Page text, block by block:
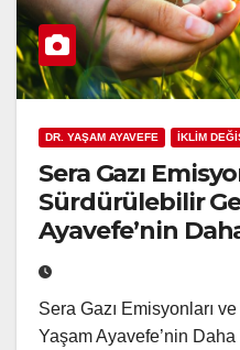
DR. YAŞAM AYAVEFE İKLİM
Sera Gazı
Sürdürülebilir
Ayavefe’nin
Görüşü
Sera Gazı Emisyonları
Yaşam Ayavefe’nin